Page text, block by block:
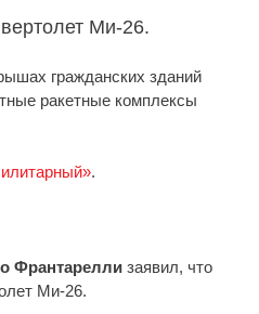
Ми-26.
гражданских зданий
ракетные комплексы
.
Франтарелли заявил, что
Ми-26.